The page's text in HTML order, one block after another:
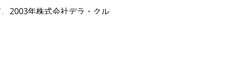
2003年株式会社デラ・クル